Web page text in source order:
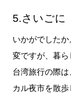
5.さいごに
いかがでした
変ですが、暮
台湾旅行の際
カル夜市を散